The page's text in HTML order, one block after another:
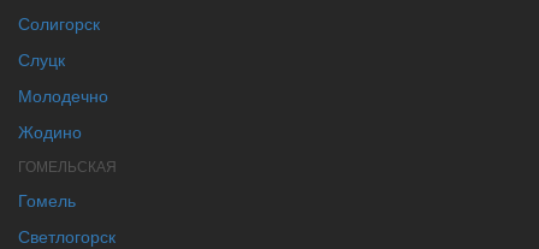
Солигорск
Слуцк
Молодечно
Жодино
ГОМЕЛЬСКАЯ
Гомель
Светлогорск